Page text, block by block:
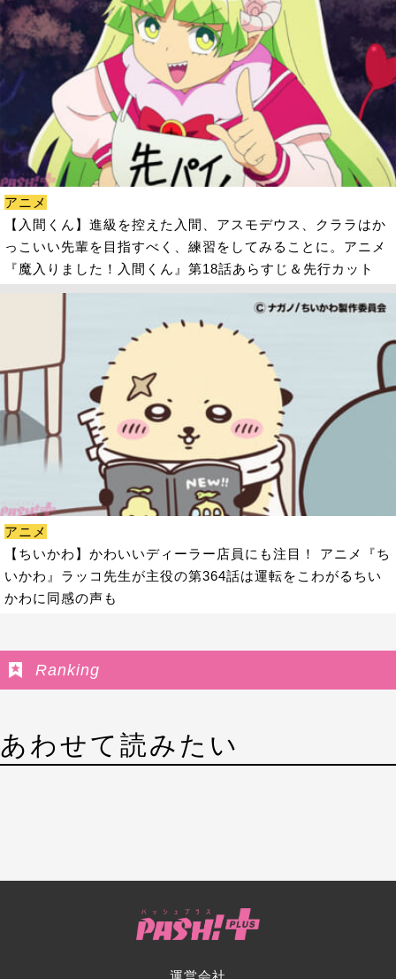
アニメ
【入間くん】進級を控えた入間、アスモデウス、クララはか
っこいい先輩を目指すべく、練習をしてみることに。アニメ
『魔入りました！入間くん』第18話あらすじ＆先行カット
アニメ
【ちいかわ】かわいいディーラー店員にも注目！ アニメ『ち
いかわ』ラッコ先生が主役の第364話は運転をこわがるちい
かわに同感の声も
Ranking
あわせて読みたい
運営会社